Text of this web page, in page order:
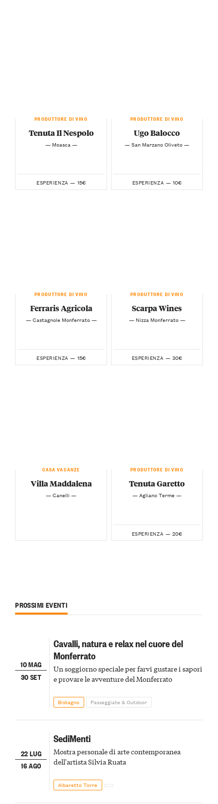
PRODUTTORE DI VINO
Tenuta Il Nespolo
— Moasca —
ESPERIENZA — 15€
PRODUTTORE DI VINO
Ugo Balocco
— San Marzano Oliveto —
ESPERIENZA — 10€
PRODUTTORE DI VINO
Ferraris Agricola
— Castagnole Monferrato —
ESPERIENZA — 15€
PRODUTTORE DI VINO
Scarpa Wines
— Nizza Monferrato —
ESPERIENZA — 30€
CASA VACANZE
Villa Maddalena
— Canelli —
PRODUTTORE DI VINO
Tenuta Garetto
— Agliano Terme —
ESPERIENZA — 20€
PROSSIMI EVENTI
10 MAG
30 SET
Cavalli, natura e relax nel cuore del
Monferrato
Un soggiorno speciale per farvi gustare i sapori
e provare le avventure del Monferrato
Bistagno Passeggiate & Outdoor
22 LUG
16 AGO
SediMenti
Mostra personale di arte contemporanea
dell'artista Silvia Ruata
Albaretto Torre